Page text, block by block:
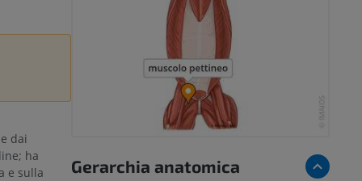
dai
ha
e sulla
Gerarchia anatomica